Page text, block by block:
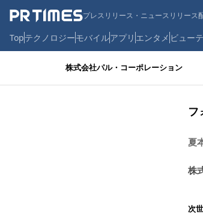
プレスリリース・ニュースリリース
Topテクノロジーモバイルアプリ エンタメ ビュー
株式会社パル・コーポレーション
フ
夏
株
次